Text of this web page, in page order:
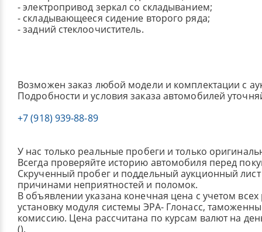
- электропривод зеркал со складыванием;
- складывающееся сидение второго ряда;
- задний стеклоочиститель.
Возможен заказ любой модели и комплектации с
Подробности и условия заказа автомобилей
+7 (918) 939-88-89
У нас только реальные пробеги и только
Всегда проверяйте историю автомобиля перед
Скрученный пробег и поддельный аукционный лист
причинами неприятностей и поломок.
В объявлении указана конечная цена с учетом
установку модуля системы ЭРА- Глонасс,
комиссию. Цена рассчитана по курсам валют на
().